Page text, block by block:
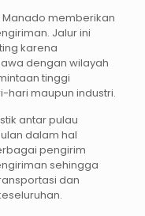
memberikan
Jalur ini
karena
dengan wilayah
tinggi
hari maupun industri.
antar pulau
dalam hal
pengirim
sehingga
dan